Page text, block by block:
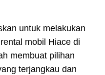
untuk melakukan
mobil Hiace di
membuat pilihan
terjangkau dan